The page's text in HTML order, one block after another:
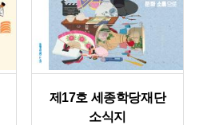
제17호 세종학당재단
소식지